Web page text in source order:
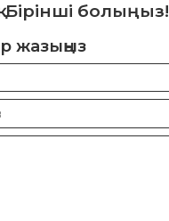
Бірінші болыңыз!
жазыңыз